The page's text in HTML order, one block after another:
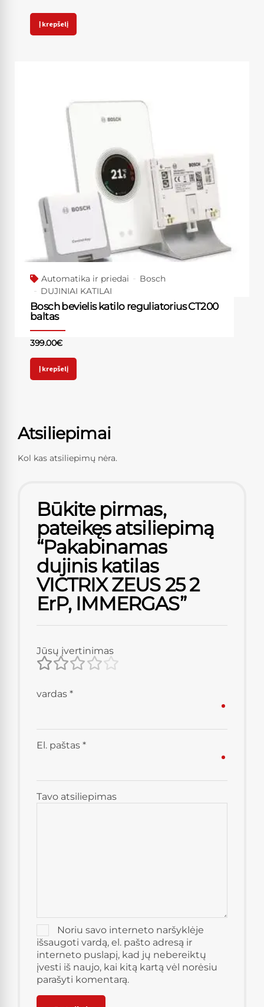
Į krepšelį
Automatika ir priedai
Bosch
DUJINIAI KATILAI
Bosch bevielis katilo reguliatorius CT200
baltas
399.00€
Į krepšelį
Atsiliepimai
Kol kas atsiliepimų nėra.
Būkite pirmas,
pateikęs atsiliepimą
“Pakabinamas
dujinis katilas
VICTRIX ZEUS 25 2
ErP, IMMERGAS”
Jūsų įvertinimas
Tavo atsiliepimas
vardas *
El. paštas *
Noriu savo interneto naršyklėje
išsaugoti vardą, el. pašto adresą ir
interneto puslapį, kad jų nebereiktų
įvesti iš naujo, kai kitą kartą vėl norėsiu
parašyti komentarą.